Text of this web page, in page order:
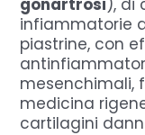
infiammatorie
piastrine, con
mesenchimali,
medicina
cartilagini